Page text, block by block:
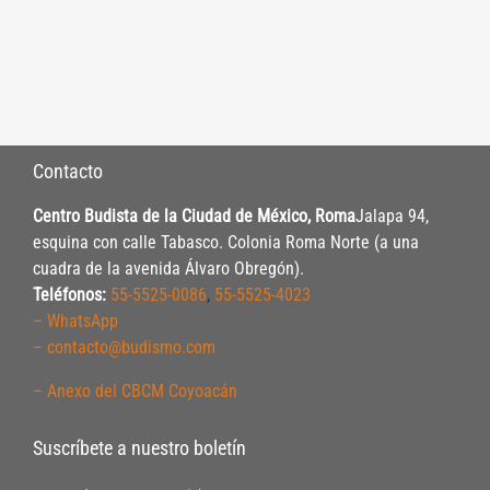
Contacto
Centro Budista de la Ciudad de México, RomaJalapa 94,
esquina con calle Tabasco. Colonia Roma Norte (a una
cuadra de la avenida Álvaro Obregón).
Teléfonos: 55-5525-0086, 55-5525-4023
– WhatsApp
– contacto@budismo.com
– Anexo del CBCM Coyoacán
Suscríbete a nuestro boletín